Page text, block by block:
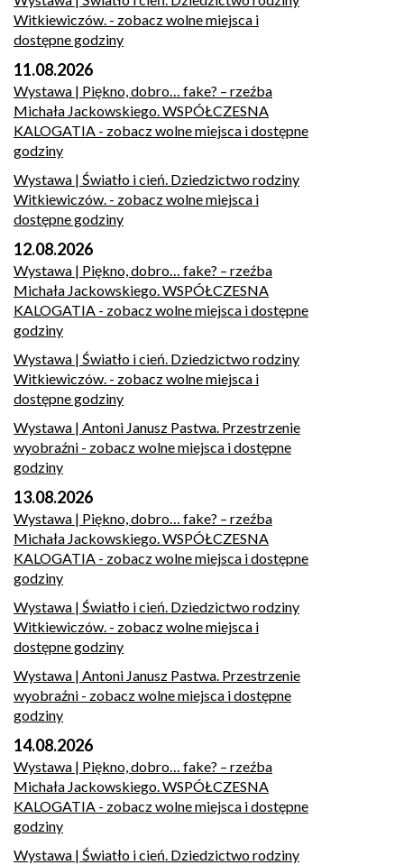
Witkiewiczów. - zobacz wolne miejsca i
dostępne godziny
11.08.2026
Wystawa | Piękno, dobro… fake? – rzeźba
Michała Jackowskiego. WSPÓŁCZESNA
KALOGATIA - zobacz wolne miejsca i dostępne
godziny
Wystawa | Światło i cień. Dziedzictwo rodziny
Witkiewiczów. - zobacz wolne miejsca i
dostępne godziny
12.08.2026
Wystawa | Piękno, dobro… fake? – rzeźba
Michała Jackowskiego. WSPÓŁCZESNA
KALOGATIA - zobacz wolne miejsca i dostępne
godziny
Wystawa | Światło i cień. Dziedzictwo rodziny
Witkiewiczów. - zobacz wolne miejsca i
dostępne godziny
Wystawa | Antoni Janusz Pastwa. Przestrzenie
wyobraźni - zobacz wolne miejsca i dostępne
godziny
13.08.2026
Wystawa | Piękno, dobro… fake? – rzeźba
Michała Jackowskiego. WSPÓŁCZESNA
KALOGATIA - zobacz wolne miejsca i dostępne
godziny
Wystawa | Światło i cień. Dziedzictwo rodziny
Witkiewiczów. - zobacz wolne miejsca i
dostępne godziny
Wystawa | Antoni Janusz Pastwa. Przestrzenie
wyobraźni - zobacz wolne miejsca i dostępne
godziny
14.08.2026
Wystawa | Piękno, dobro… fake? – rzeźba
Michała Jackowskiego. WSPÓŁCZESNA
KALOGATIA - zobacz wolne miejsca i dostępne
godziny
Wystawa | Światło i cień. Dziedzictwo rodziny